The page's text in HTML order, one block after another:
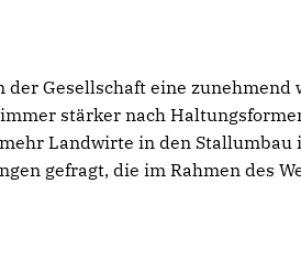
Gesellschaft eine zunehmend
stärker nach
Landwirte in den
gefragt, die im Rahmen des